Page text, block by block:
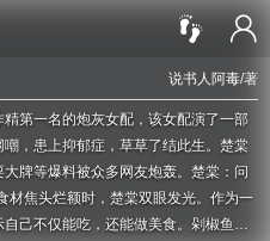
说书人阿毒/著
第一名的炮灰女配，该女配演了一部
，患上抑郁症，草草了结此生。楚棠
牌等爆料被众多网友炮轰。楚棠：问
材焦头烂额时，楚棠双眼发光。作为一
己不仅能吃，还能做美食。剁椒鱼